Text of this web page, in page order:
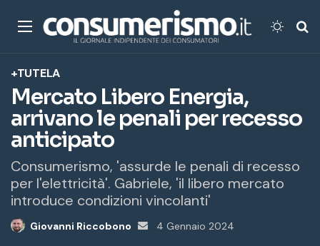
Menu
+TUTELA
Mercato Libero Energia,
arrivano le penali per recesso
anticipato
Consumerismo, 'assurde le penali di recesso
per l'elettricità'. Gabriele, 'il libero mercato
introduce condizioni vincolanti'
Giovanni Riccobono
Invia
4 Gennaio 2024